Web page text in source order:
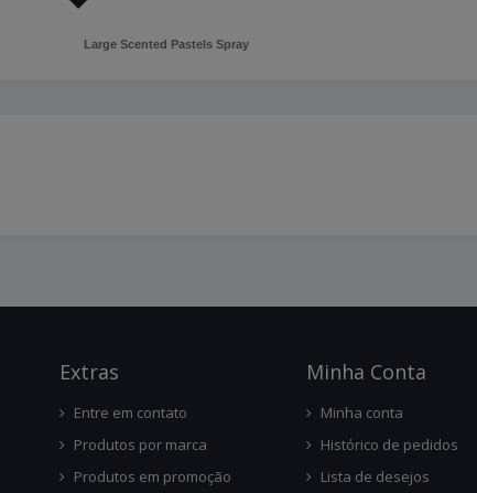
Large Scented Pastels Spray
ExtRas
Entre em contato
Produtos por marca
Produtos em promoção
Minha Conta
Minha conta
Histórico de pedidos
Lista de desejos